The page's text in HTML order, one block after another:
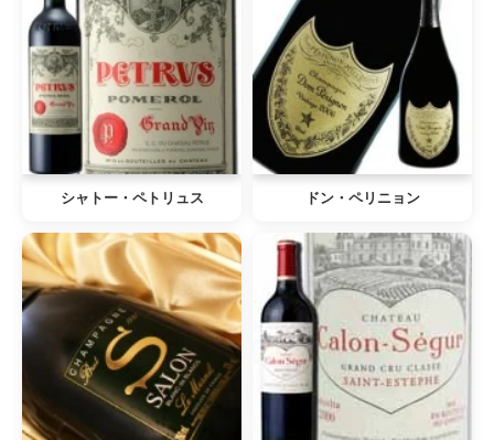
シャトー・ペトリュス ドン・ペリニョン